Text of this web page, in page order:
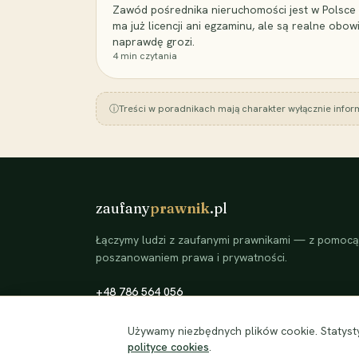
Zawód pośrednika nieruchomości jest w
ma już licencji ani egzaminu, ale są realne
naprawdę grozi.
4min czytania
ⓘTreści w poradnikach mają charakter wyłącznie
zaufanyprawnik.pl
Łączymy ludzi z zaufanymi prawnikami — z
poszanowaniem prawa i prywatności.
+48 786 564 056
zweryfikowanymi prawnikami.
Używamy niezbędnych plików cookie.
polityce cookies.